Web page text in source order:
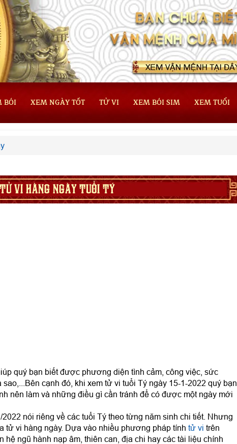
BÓI XEM NGÀY TỐT TỬ VI XEM BÓI SIM XEM TUỔI
TỬ VI HÀNG NGÀY TUỔI TÝ
quý bạn biết được phương diện tình cảm, công việc, sức
cạnh đó, khi xem tử vi tuổi Tý ngày 15-1-2022 quý bạn
nên làm và những điều gì cần tránh để có được một ngày mới
nói riêng về các tuổi Tý theo từng năm sinh chi tiết. Nhưng
tử vi hàng ngày. Dựa vào nhiều phương pháp tính tử vi trên
hệ ngũ hành nạp âm, thiên can, địa chi hay các tài liệu chính